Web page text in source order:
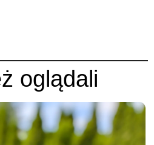
oglądali